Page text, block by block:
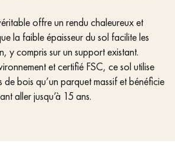
offre un rendu chaleureux et
la faible épaisseur du sol facilite les
y compris sur un support existant.
et certifié FSC, ce sol utilise
de bois qu’un parquet massif et bénéficie
aller jusqu’à 15 ans.